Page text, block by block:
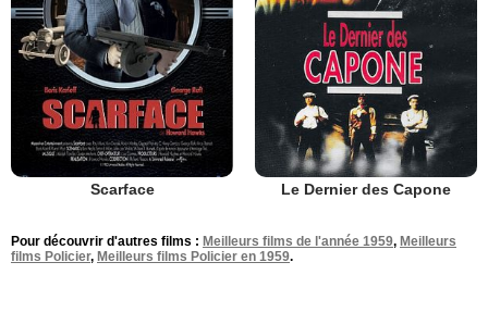
Scarface Le Dernier des Capone
Pour découvrir d'autres films : Meilleurs films de l'année 1959, Meilleurs
films Policier, Meilleurs films Policier en 1959.